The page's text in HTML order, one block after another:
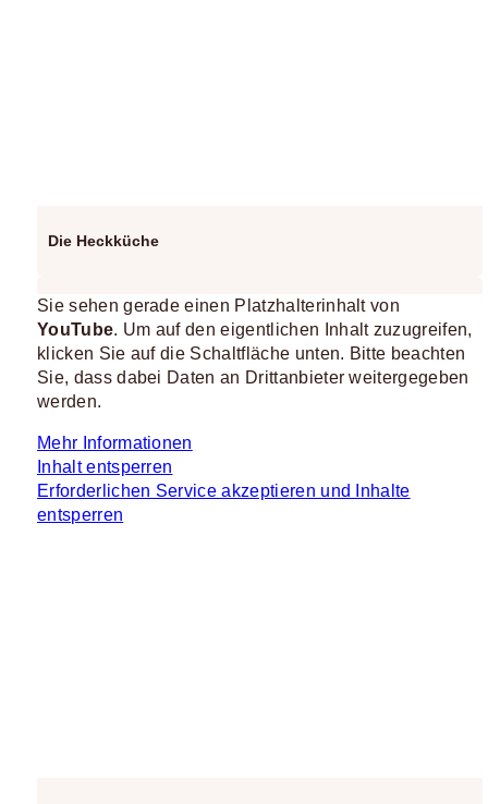
Die Heckküche
Sie sehen gerade einen Platzhalterinhalt von
YouTube. Um auf den eigentlichen Inhalt zuzugreifen,
klicken Sie auf die Schaltfläche unten. Bitte beachten
Sie, dass dabei Daten an Drittanbieter weitergegeben
werden.
Mehr Informationen
Inhalt entsperren
Erforderlichen Service akzeptieren und Inhalte
entsperren